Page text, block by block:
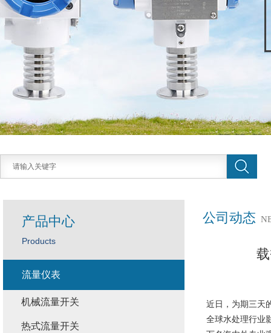
公司动态
近日，为期三天
全球水处理行业
产品中心
Products
流量仪表
机械流量开关
热式流量开关